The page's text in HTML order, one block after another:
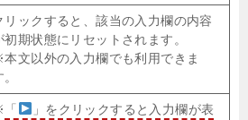
リックすると、該当の入力欄の内容
初期状態にリセットされます。
文以外の入力欄でも利用できま
「
」をクリックすると入力欄が表